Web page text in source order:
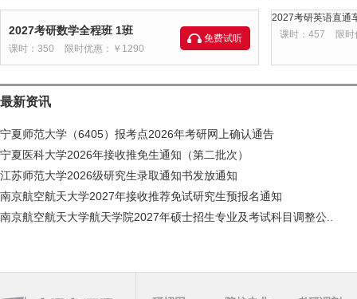
2027考研数学全程班 1班
课时：350 限时优惠：￥1290
免费试听
2027考研英语直通
课时：457
限
最新资讯
宁夏师范大学（6405）报考点2026年考研网上确认通告
宁夏医科大学2026年接收推免生通知（第二批次）
江苏师范大学2026级研究生录取通知书发放通知
南京航空航天大学2027年接收推荐免试研究生预报名通知
南京航空航天大学航天学院2027年硕士招生专业及考试科目调整公..